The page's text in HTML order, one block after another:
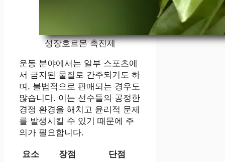
성장호르몬 촉진제
운동 분야에서는 일부 스포츠에
서 금지된 물질로 간주되기도 하
며, 불법적으로 판매되는 경우도
많습니다. 이는 선수들의 공정한
경쟁 환경을 해치고 윤리적 문제
를 발생시킬 수 있기 때문에 주
의가 필요합니다.
요소 장점
단점